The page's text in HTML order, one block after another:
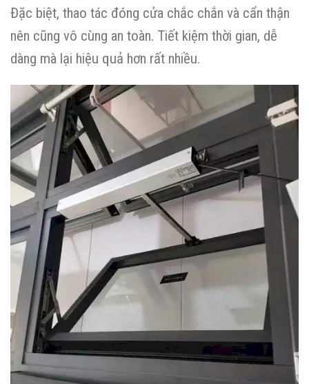
Đặc biệt, thao tác đóng cửa chắc chắn và cẩn thận
nên cũng vô cùng an toàn. Tiết kiệm thời gian, dễ
dàng mà lại hiệu quả hơn rất nhiều.